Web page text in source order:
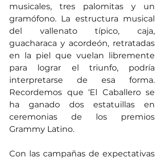
musicales, tres palomitas y un
gramófono. La estructura musical
del vallenato típico, caja,
guacharaca y acordeón, retratadas
en la piel que vuelan libremente
para lograr el triunfo, podría
interpretarse de esa forma.
Recordemos que ‘El Caballero se
ha ganado dos estatuillas en
ceremonias de los premios
Grammy Latino.
Con las campañas de expectativas